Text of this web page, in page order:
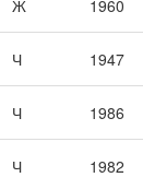
Ж 1960
Ч 1947
Ч 1986
Ч 1982